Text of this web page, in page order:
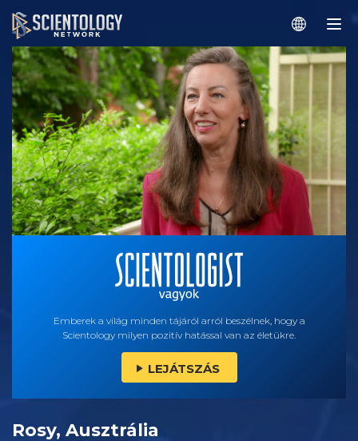
Emberek a világ minden tájáról arról beszélnek, hogy a
Scientology milyen pozitív hatással van az életükre.
LEJÁTSZÁS
Rosy, Ausztrália